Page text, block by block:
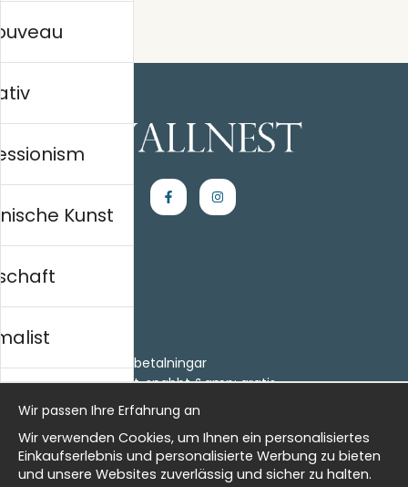
Einkaufen
Villkor
- Returer och återbetalningar
- Leverans - enkelt, snabbt &amp; gratis
Om cookies
Meine Favoriten
Information
Kunst
history
Wir passen Ihre Erfahrung an
Wir verwenden Cookies, um Ihnen ein personalisiertes
Einkaufserlebnis und personalisierte Werbung zu bieten
und unsere Websites zuverlässig und sicher zu halten.